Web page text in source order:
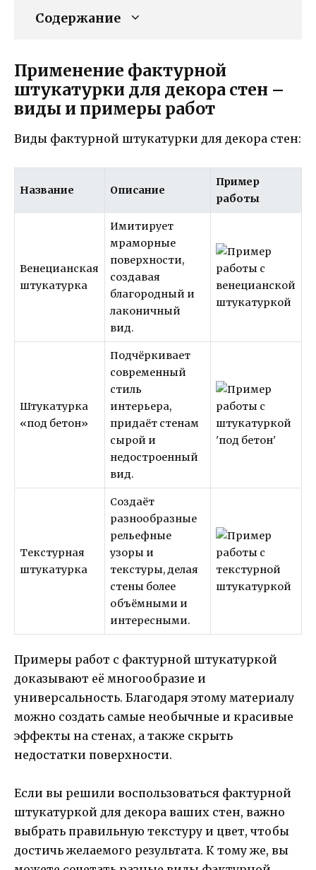
Содержание
Применение фактурной
штукатурки для декора стен –
виды и примеры работ
Виды фактурной штукатурки для декора стен:
Название Описание
Пример
работы
Венецианская
штукатурка
Имитирует
мраморные
поверхности,
создавая
благородный и
лаконичный
вид.
Штукатурка
«под бетон»
Подчёркивает
современный
стиль
интерьера,
придаёт стенам
сырой и
недостроенный
вид.
Текстурная
штукатурка
Создаёт
разнообразные
рельефные
узоры и
текстуры, делая
стены более
объёмными и
интересными.
Примеры работ с фактурной штукатуркой
доказывают её многообразие и
универсальность. Благодаря этому материалу
можно создать самые необычные и красивые
эффекты на стенах, а также скрыть
недостатки поверхности.
Если вы решили воспользоваться фактурной
штукатуркой для декора ваших стен, важно
выбрать правильную текстуру и цвет, чтобы
достичь желаемого результата. К тому же, вы